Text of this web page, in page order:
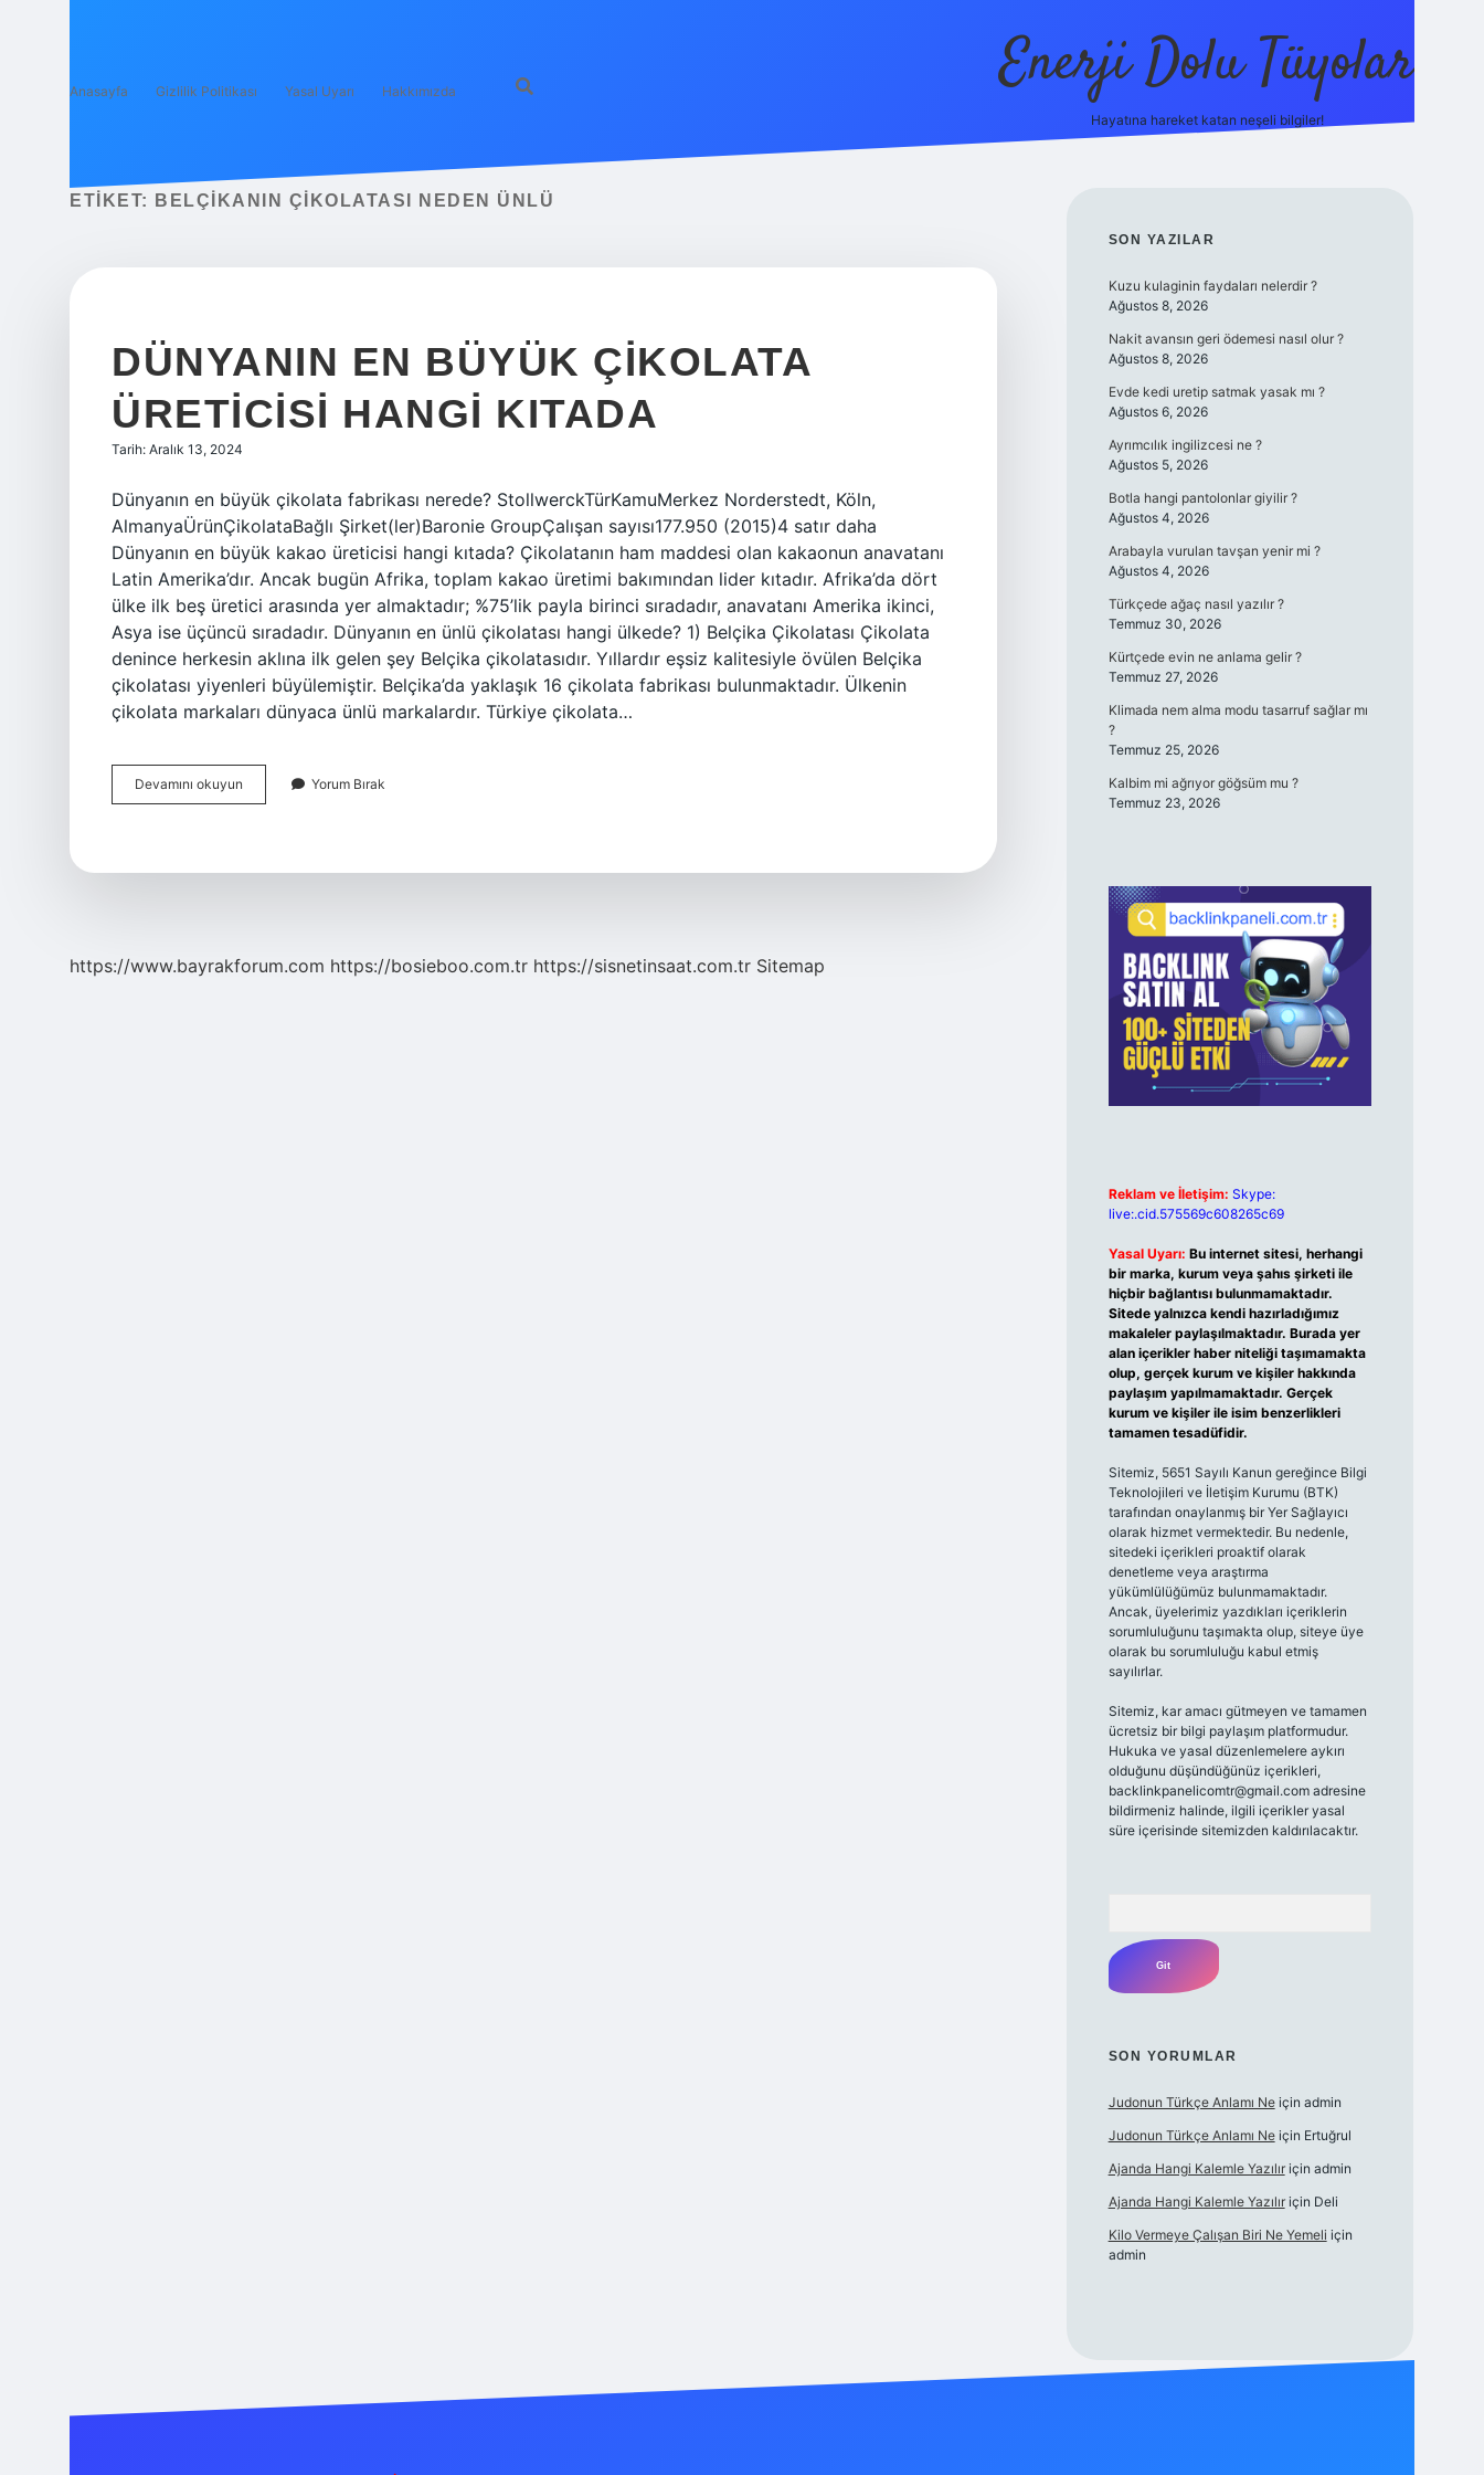
Anasayfa Gizlilik Politikası Yasal Uyarı Hakkımızda Enerji Dolu Tüyolar
Hayatına hareket katan neşeli bilgiler!
ETIKET: BELÇIKANIN ÇIKOLATASI NEDEN ÜNLÜ
DÜNYANIN EN BÜYÜK ÇIKOLATA
ÜRETICISI HANGI KITADA
Tarih: Aralık 13, 2024
Dünyanın en büyük çikolata fabrikası nerede? StollwerckTürKamuMerkez Norderstedt, Köln,
AlmanyaÜrünÇikolataBağlı Şirket(ler)Baronie GroupÇalışan sayısı177.950 (2015)4 satır daha
Dünyanın en büyük kakao üreticisi hangi kıtada? Çikolatanın ham maddesi olan kakaonun anavatanı
Latin Amerika’dır. Ancak bugün Afrika, toplam kakao üretimi bakımından lider kıtadır. Afrika’da dört
ülke ilk beş üretici arasında yer almaktadır; %75’lik payla birinci sıradadır, anavatanı Amerika ikinci,
Asya ise üçüncü sıradadır. Dünyanın en ünlü çikolatası hangi ülkede? 1) Belçika Çikolatası Çikolata
denince herkesin aklına ilk gelen şey Belçika çikolatasıdır. Yıllardır eşsiz kalitesiyle övülen Belçika
çikolatası yiyenleri büyülemiştir. Belçika’da yaklaşık 16 çikolata fabrikası bulunmaktadır. Ülkenin
çikolata markaları dünyaca ünlü markalardır. Türkiye çikolata…
Devamını okuyun Dünyanın
En
Yorum Bırak
https://www.bayrakforum.com https://bosieboo.com.tr https://sisnetinsaat.com.tr Sitemap
SIDEBAR
SON YAZILAR
Kuzu kulaginin faydaları nelerdir ?
Ağustos 8, 2026
Nakit avansın geri ödemesi nasıl olur ?
Ağustos 8, 2026
Evde kedi uretip satmak yasak mı ?
Ağustos 6, 2026
Ayrımcılık ingilizcesi ne ?
Ağustos 5, 2026
Botla hangi pantolonlar giyilir ?
Ağustos 4, 2026
Arabayla vurulan tavşan yenir mi ?
Ağustos 4, 2026
Türkçede ağaç nasıl yazılır ?
Temmuz 30, 2026
Kürtçede evin ne anlama gelir ?
Temmuz 27, 2026
Klimada nem alma modu tasarruf sağlar mı
?
Temmuz 25, 2026
Kalbim mi ağrıyor göğsüm mu ?
Temmuz 23, 2026
Reklam ve İletişim: Skype:
live:.cid.575569c608265c69
Yasal Uyarı: Bu internet sitesi, herhangi
bir marka, kurum veya şahıs şirketi ile
hiçbir bağlantısı bulunmamaktadır.
Sitede yalnızca kendi hazırladığımız
makaleler paylaşılmaktadır. Burada yer
alan içerikler haber niteliği taşımamakta
olup, gerçek kurum ve kişiler hakkında
paylaşım yapılmamaktadır. Gerçek
kurum ve kişiler ile isim benzerlikleri
tamamen tesadüfidir.
Sitemiz, 5651 Sayılı Kanun gereğince Bilgi
Teknolojileri ve İletişim Kurumu (BTK)
tarafından onaylanmış bir Yer Sağlayıcı
olarak hizmet vermektedir. Bu nedenle,
sitedeki içerikleri proaktif olarak
denetleme veya araştırma
yükümlülüğümüz bulunmamaktadır.
Ancak, üyelerimiz yazdıkları içeriklerin
sorumluluğunu taşımakta olup, siteye üye
olarak bu sorumluluğu kabul etmiş
sayılırlar.
Sitemiz, kar amacı gütmeyen ve tamamen
ücretsiz bir bilgi paylaşım platformudur.
Hukuka ve yasal düzenlemelere aykırı
olduğunu düşündüğünüz içerikleri,
backlinkpanelicomtr@gmail.comadresine
bildirmeniz halinde, ilgili içerikler yasal
süre içerisinde sitemizden kaldırılacaktır.
SON YORUMLAR
Judonun Türkçe Anlamı Neiçin admin
Judonun Türkçe Anlamı Neiçin Ertuğrul
Ajanda Hangi Kalemle Yazılıriçin admin
Ajanda Hangi Kalemle Yazılıriçin Deli
Kilo Vermeye Çalışan Biri Ne Yemeli için
admin